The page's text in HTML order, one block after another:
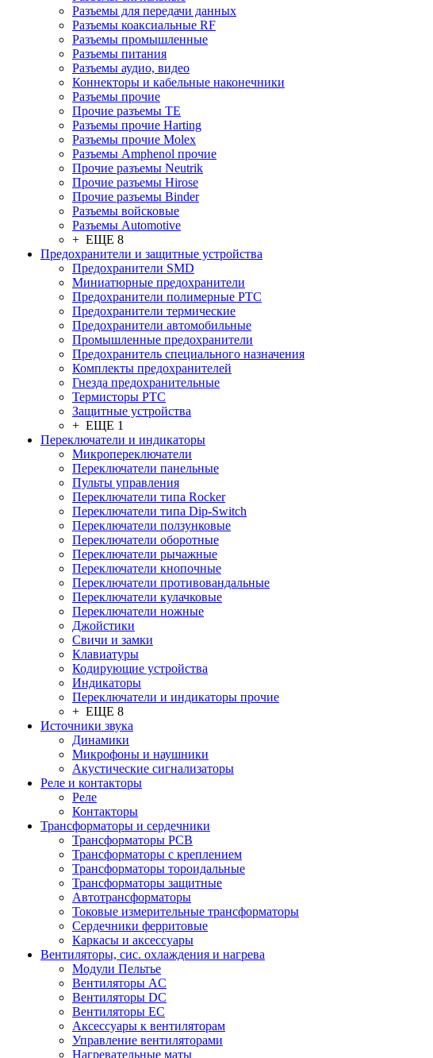
Разъeмы для передачи данных
Разъeмы коаксиальные RF
Разъeмы промышленные
Разъeмы питания
Разъeмы аудио, видео
Коннекторы и кабельные наконечники
Разъeмы прочие
Прочие разъемы TE
Разъемы прочие Harting
Разъемы прочие Molex
Разъемы Amphenol прочие
Прочие разъемы Neutrik
Прочие разъемы Hirose
Прочие разъемы Binder
Разъемы войсковые
Разъeмы Automotive
+ ЕЩЕ 8
Предохранители и защитные устройства
Предохранители SMD
Миниатюрные предохранители
Предохранители полимерные PTC
Предохранители термические
Предохранители автомобильные
Промышленные предохранители
Предохранитель специального назначения
Комплекты предохранителей
Гнезда предохранительные
Термисторы PTC
Защитные устройства
+ ЕЩЕ 1
Переключатели и индикаторы
Микропереключатели
Переключатели панельные
Пульты управления
Переключатели типа Rocker
Переключатели типа Dip-Switch
Переключатели ползунковые
Переключатели оборотные
Переключатели рычажные
Переключатели кнопочные
Переключатели противовандальные
Переключатели кулачковые
Переключатели ножные
Джойстики
Свичи и замки
Клавиатуры
Кодирующие устройства
Индикаторы
Переключатели и индикаторы прочие
+ ЕЩЕ 8
Источники звука
Динамики
Микрофоны и наушники
Акустические сигнализаторы
Реле и контакторы
Реле
Контакторы
Трансформаторы и сердечники
Трансформаторы PCB
Трансформаторы с креплением
Трансформаторы тороидальные
Трансформаторы защитные
Автотрансформаторы
Токовые измерительные трансформаторы
Сердечники ферритовые
Каркасы и аксессуары
Вентиляторы, сис. охлаждения и нагрева
Модули Пельтье
Вентиляторы AC
Вентиляторы DC
Вентиляторы EC
Аксессуары к вентиляторам
Управление вентиляторами
Нагревательные маты